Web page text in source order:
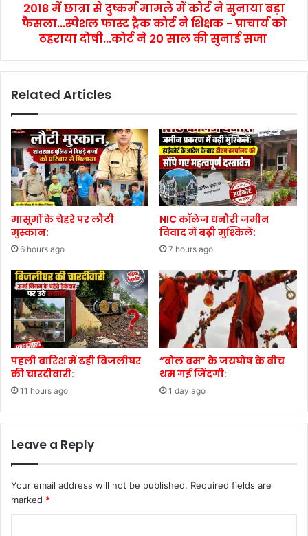
2018 में छात्रा से दुष्कर्म मामले में कोर्ट ने सुनाया बड़ा
फैसला...स्पेशल फास्ट ट्रैक कोर्ट ने शिक्षक - प्राचार्य को
ठहराया दोषी...कोर्ट ने 20 साल की सुनाई सजा
Related Articles
मासूमों के चेहरे पर लौटी
मुस्कान:
6 hours ago
NIC कॉलेज धनौरी जमीन
विवाद में बढ़ी मुश्किलें:
7 hours ago
पहली बारिश में ढही बिजलीघर
की चारदीवारी:
11 hours ago
“बोल बम” के जयघोष के बीच
थम गई जिंदगी:
1 day ago
Leave a Reply
Your email address will not be published. Required fields are
marked *